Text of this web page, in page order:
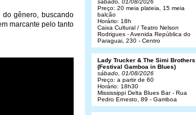
gênero, buscando
marcante pelo tanto
sábado, 01/08/2026
Preço: 20 meia plateia, 15 meia
balcão
Horário: 18h
Caixa Cultural / Teatro Nelson
Rodrigues - Avenida República do
Paraguai, 230 - Centro
Lady Trucker & The Simi Brothers
(Festival Gamboa in Blues)
sábado, 01/08/2026
Preço: a partir de 60
Horário: 18h30
Mississippi Delta Blues Bar - Rua
Pedro Ernesto, 89 - Gamboa